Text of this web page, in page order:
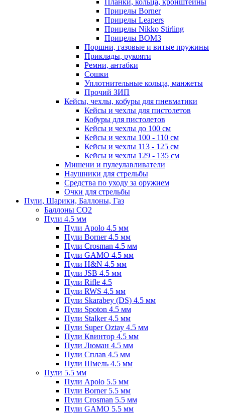
Прицелы Borner
Прицелы Leapers
Прицелы Nikko Stirling
Прицелы ВОМЗ
Поршни, газовые и витые пружины
Приклады, рукояти
Ремни, антабки
Сошки
Уплотнительные кольца, манжеты
Прочий ЗИП
Кейсы, чехлы, кобуры для пневматики
Кейсы и чехлы для пистолетов
Кобуры для пистолетов
Кейсы и чехлы до 100 см
Кейсы и чехлы 100 - 110 см
Кейсы и чехлы 113 - 125 см
Кейсы и чехлы 129 - 135 см
Мишени и пулеулавливатели
Наушники для стрельбы
Средства по уходу за оружием
Очки для стрельбы
Пули, Шарики, Баллоны, Газ
Баллоны CO2
Пули 4.5 мм
Пули Apolo 4.5 мм
Пули Borner 4.5 мм
Пули Crosman 4.5 мм
Пули GAMO 4.5 мм
Пули H&N 4.5 мм
Пули JSB 4.5 мм
Пули Rifle 4.5
Пули RWS 4.5 мм
Пули Skarabey (DS) 4.5 мм
Пули Spoton 4.5 мм
Пули Stalker 4.5 мм
Пули Super Oztay 4.5 мм
Пули Квинтор 4.5 мм
Пули Люман 4.5 мм
Пули Сплав 4.5 мм
Пули Шмель 4.5 мм
Пули 5.5 мм
Пули Apolo 5.5 мм
Пули Borner 5.5 мм
Пули Crosman 5.5 мм
Пули GAMO 5.5 мм